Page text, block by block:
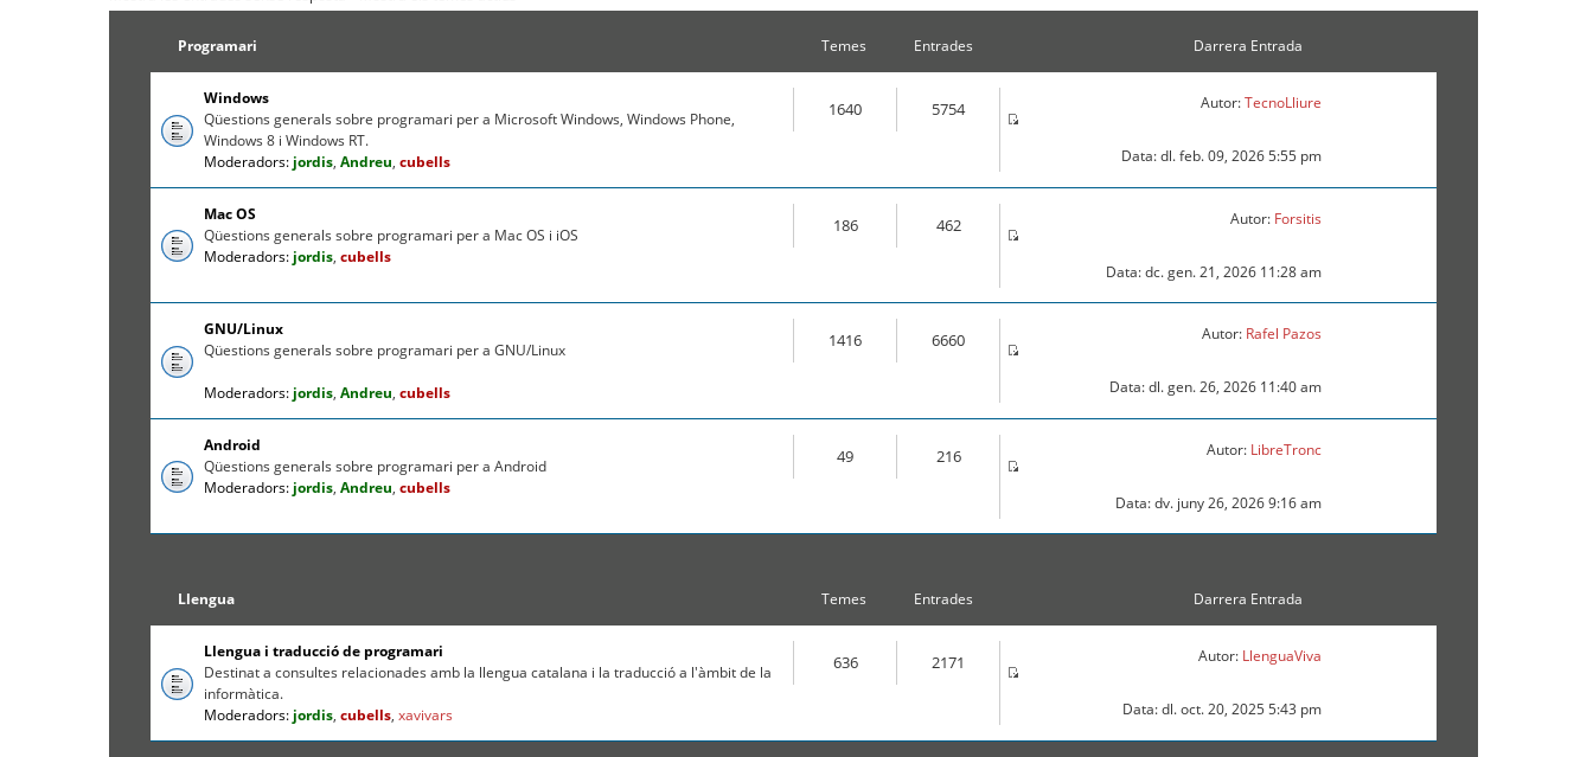
Programari Temes Entrades Darrera Entrada
Windows
Qüestions generals sobre programari per a Microsoft Windows, Windows Phone,
Windows 8 i Windows RT.
Moderadors: jordis, Andreu, cubells
1640 5754 Autor:TecnoLliure
Data: dl. feb. 09, 2026 5:55 pm
Mac OS
Qüestions generals sobre programari per a Mac OS i iOS
Moderadors: jordis, cubells
186 462 Autor: Forsitis
Data: dc. gen. 21, 2026 11:28 am
GNU/Linux
Qüestions generals sobre programari per a GNU/Linux
Moderadors: jordis, Andreu, cubells
1416 6660 Autor: Rafel Pazos
Data: dl. gen. 26, 2026 11:40 am
Android
Qüestions generals sobre programari per a Android
Moderadors: jordis, Andreu, cubells
49 216 Autor: LibreTronc
Data: dv. juny 26, 2026 9:16 am
Llengua Temes Entrades Darrera Entrada
Llengua i traducció de programari
Destinat a consultes relacionades amb la llengua catalana i la traducció a l'àmbit de la
informàtica.
Moderadors: jordis, cubells, xavivars
636 2171 Autor: LlenguaViva
Data: dl. oct. 20, 2025 5:43 pm